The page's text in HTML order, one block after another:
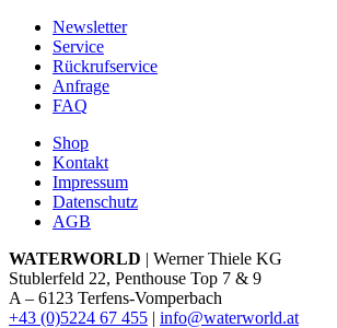
Newsletter
Service
Rückrufservice
Anfrage
FAQ
Shop
Kontakt
Impressum
Datenschutz
AGB
WATERWORLD | Werner Thiele KG
Stublerfeld 22, Penthouse Top 7 & 9
A – 6123 Terfens-Vomperbach
+43 (0)5224 67 455 | info@waterworld.at